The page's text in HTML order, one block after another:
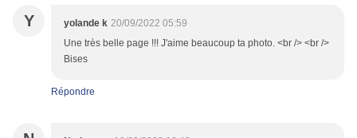
Y yolande k 20/09/2022 05:59
Une très belle page !!! J'aime beaucoup ta photo. <br /> <br />
Bises
Répondre